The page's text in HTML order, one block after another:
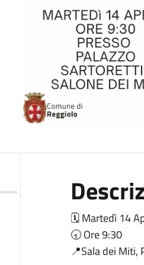
🗓 Martedì 14
🕣 Ore 9:30
📍Sala dei Miti,